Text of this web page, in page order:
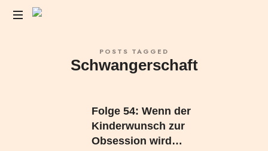
POSTS TAGGED
Schwangerschaft
Folge 54: Wenn der
Kinderwunsch zur
Obsession wird…